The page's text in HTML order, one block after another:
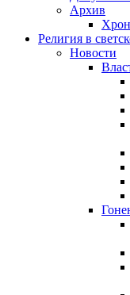
Архив
Религия в
Новости